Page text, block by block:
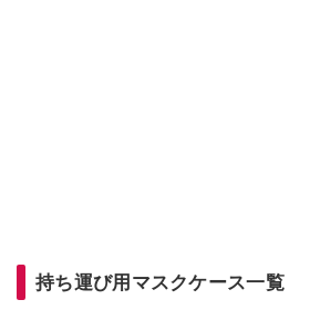
持ち運び用マスクケース一覧